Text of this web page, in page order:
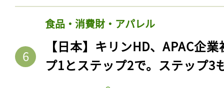
食品・消費財・アパレル
【日本】キリンHD、APAC企
プ1とステップ2で。ステップ3